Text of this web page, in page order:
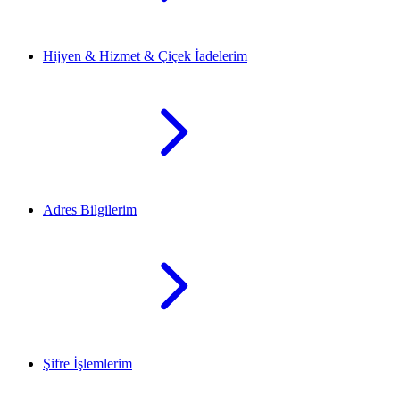
Hijyen & Hizmet & Çiçek İadelerim
Adres Bilgilerim
Şifre İşlemlerim